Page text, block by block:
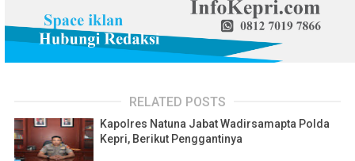
RELATED POSTS
Kapolres Natuna Jabat Wadirsamapta Polda
Kepri, Berikut Penggantinya